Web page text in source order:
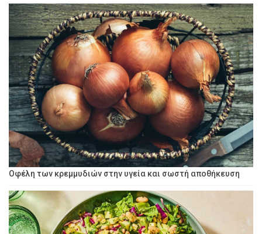
Οφέλη των κρεμμυδιών στην υγεία και σωστή αποθήκευση